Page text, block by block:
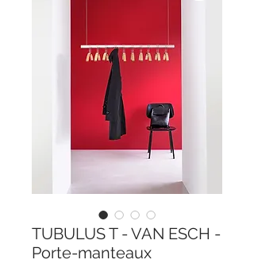
TUBULUS T - VAN ESCH -
Porte-manteaux